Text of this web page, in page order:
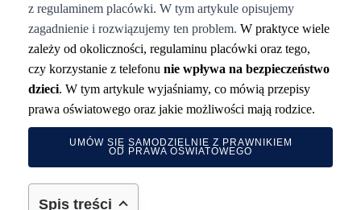
z regulaminem placówki. W tym artykule opisujemy
zagadnienie i rozwiązujemy ten problem. W praktyce wiele
zależy od okoliczności, regulaminu placówki oraz tego,
czy korzystanie z telefonu nie wpływa na bezpieczeństwo
dzieci. W tym artykule wyjaśniamy, co mówią przepisy
prawa oświatowego oraz jakie możliwości mają rodzice.
UMÓW SIĘ SAMODZIELNIE Z PRAWNIKIEM
OD PRAWA OŚWIATOWEGO
Spis treści